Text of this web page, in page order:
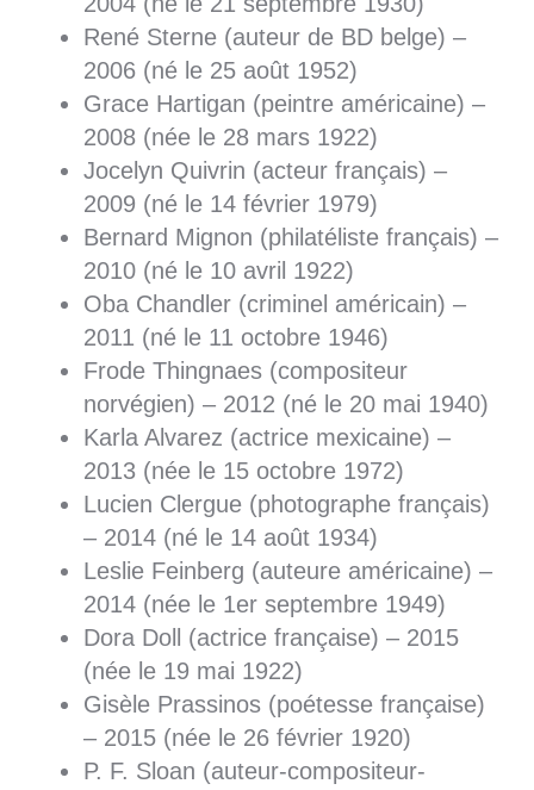
René Sterne (auteur de BD belge) –
2006 (né le 25 août 1952)
Grace Hartigan (peintre américaine) –
2008 (née le 28 mars 1922)
Jocelyn Quivrin (acteur français) –
2009 (né le 14 février 1979)
Bernard Mignon (philatéliste français) –
2010 (né le 10 avril 1922)
Oba Chandler (criminel américain) –
2011 (né le 11 octobre 1946)
Frode Thingnaes (compositeur
norvégien) – 2012 (né le 20 mai 1940)
Karla Alvarez (actrice mexicaine) –
2013 (née le 15 octobre 1972)
Lucien Clergue (photographe français)
– 2014 (né le 14 août 1934)
Leslie Feinberg (auteure américaine) –
2014 (née le 1er septembre 1949)
Dora Doll (actrice française) – 2015
(née le 19 mai 1922)
Gisèle Prassinos (poétesse française)
– 2015 (née le 26 février 1920)
P. F. Sloan (auteur-compositeur-